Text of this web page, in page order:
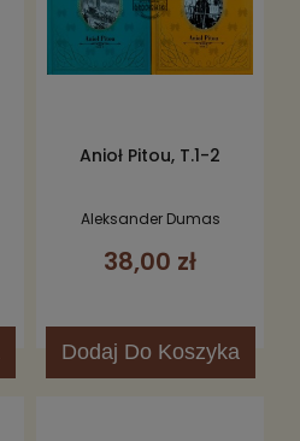
Anioł Pitou, T.1-2
Aleksander Dumas
38,00 zł
Dodaj Do Koszyka